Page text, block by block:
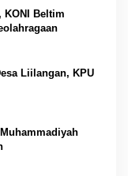
KONI Beltim
Liilangan, KPU